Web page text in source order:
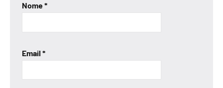
Nome*
Email *